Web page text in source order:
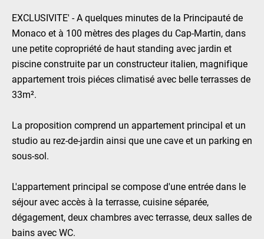
EXCLUSIVITE' - A quelques minutes de la Principauté de
Monaco et à 100 mètres des plages du Cap-Martin, dans
une petite copropriété de haut standing avec jardin et
piscine construite par un constructeur italien, magnifique
appartement trois piéces climatisé avec belle terrasses de
33m².
La proposition comprend un appartement principal et un
studio au rez-de-jardin ainsi que une cave et un parking en
sous-sol.
L'appartement principal se compose d'une entrée dans le
séjour avec accès à la terrasse, cuisine séparée,
dégagement, deux chambres avec terrasse, deux salles de
bains avec WC.